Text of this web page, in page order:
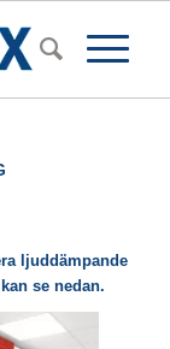
ljuddämpande
se nedan.